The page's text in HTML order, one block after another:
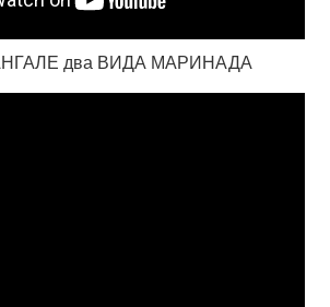
два ВИДА МАРИНАДА